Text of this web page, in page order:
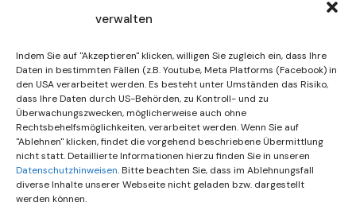
verwalten
Indem Sie auf "Akzeptieren" klicken, willigen Sie zugleich ein, dass Ihre
Daten in bestimmten Fällen (z.B. Youtube, Meta Platforms (Facebook) in
den USA verarbeitet werden. Es besteht unter Umständen das Risiko,
dass Ihre Daten durch US-Behörden, zu Kontroll- und zu
Überwachungszwecken, möglicherweise auch ohne
Rechtsbehelfsmöglichkeiten, verarbeitet werden. Wenn Sie auf
"Ablehnen" klicken, findet die vorgehend beschriebene Übermittlung
nicht statt. Detaillierte Informationen hierzu finden Sie in unseren
Datenschutzhinweisen. Bitte beachten Sie, dass im Ablehnungsfall
diverse Inhalte unserer Webseite nicht geladen bzw. dargestellt
werden können.
Sommerferien | KW 31/…
30. Juli 2026
Gemeinsames Friedensgebet
Setzt Zeichen …
15. Juli 2026